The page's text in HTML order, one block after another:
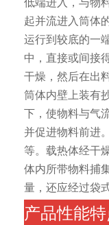
低端进入，与物
起并流进入筒体
运行到较底的一
中，直接或间接
干燥，然后在出
筒体内壁上装有
下，使物料与气
并促进物料前进
等。载热体经干
体内所带物料捕
量，还应经过袋
产品性能特